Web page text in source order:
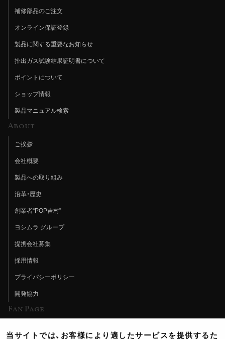
補修部品のご注文
オンライン保証登録
製品に関する重要なお知らせ
排出ガス試験結果証明書について
ポイントについて
ショップ情報
製品マニュアル検索
About
ご挨拶
会社概要
製品への取り組み
沿革・歴史
創業者“POP吉村”
ヨシムラ グループ
提携会社募集
採用情報
プライバシーポリシー
開発協力
Fan Page
当サイトでは、お客様により適したサービスを提供するた